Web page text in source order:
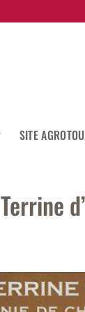
SITE
Terrine